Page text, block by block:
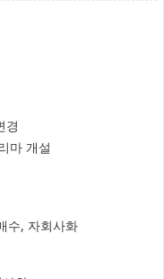
경
마 개설
수, 자회사화